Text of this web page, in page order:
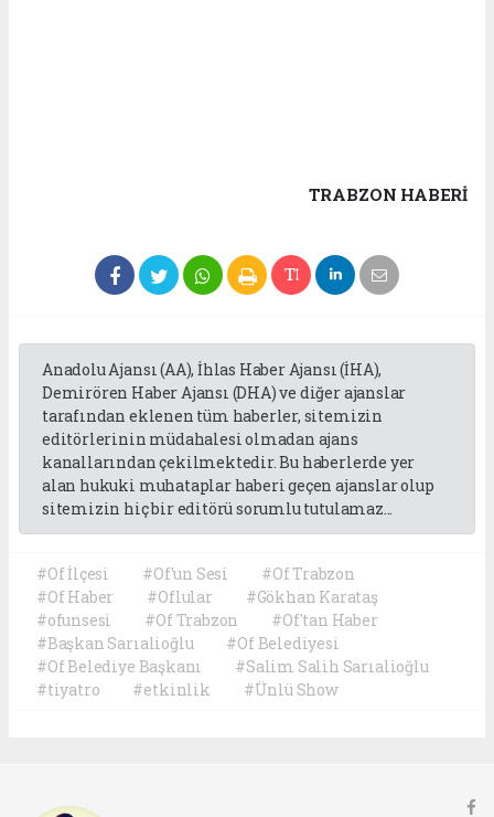
TRABZON HABERİ
Anadolu Ajansı (AA), İhlas Haber Ajansı (İHA),
Demirören Haber Ajansı (DHA) ve diğer ajanslar
tarafından eklenen tüm haberler, sitemizin
editörlerinin müdahalesi olmadan ajans
kanallarından çekilmektedir. Bu haberlerde yer
alan hukuki muhataplar haberi geçen ajanslar olup
sitemizin hiç bir editörü sorumlu tutulamaz...
#Of İlçesi #Of'un Sesi
#Of Trabzon
#Of Haber
#Oflular
#Gökhan Karataş
#ofunsesi
#Of Trabzon
#Of'tan Haber
#Başkan Sarıalioğlu
#Of Belediyesi
#Of Belediye Başkanı
#Salim Salih Sarıalioğlu
#tiyatro
#etkinlik #Ünlü Show